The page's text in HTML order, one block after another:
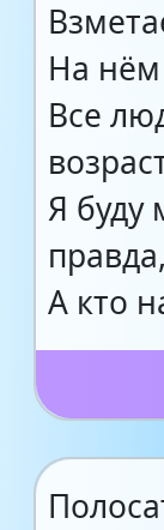
На нём
Все
Я буду
правда,
А кто